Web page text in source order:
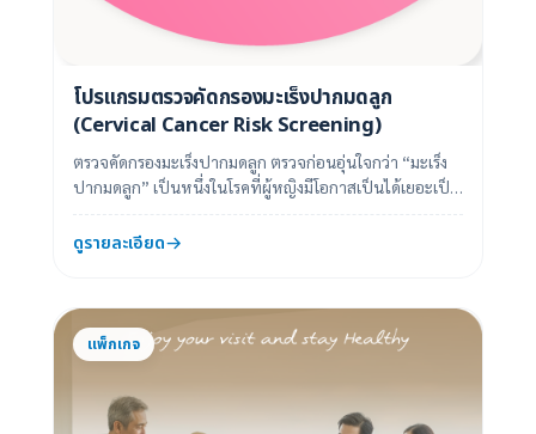
โปรแกรมตรวจคัดกรองมะเร็งปากมดลูก
(Cervical Cancer Risk Screening)
ตรวจคัดกรองมะเร็งปากมดลูก ตรวจก่อนอุ่นใจกว่า “มะเร็ง
ปากมดลูก” เป็นหนึ่งในโรคที่ผู้หญิงมีโอกาสเป็นได้เยอะเป็น
ดูรายละเอียด
แพ็กเกจ